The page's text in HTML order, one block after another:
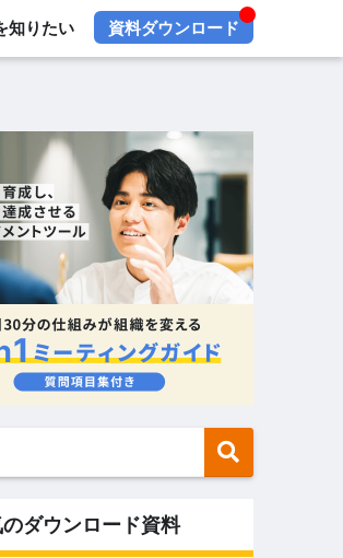
知りたい 資料ダウンロード
のダウンロード資料